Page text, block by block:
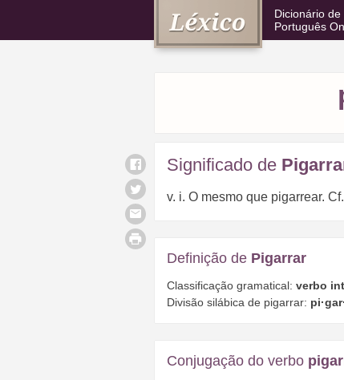
Dicionário de
Português
Significado de
v. i. O mesmo que pigarrear.
Definição de Pigarrar
Classificação gramatical: verbo
Divisão silábica de pigarrar: pi·gar·
Conjugação do verbo